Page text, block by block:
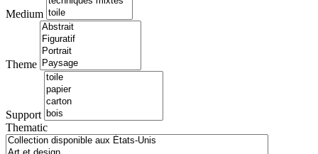
Medium
Theme
Support
Thematic